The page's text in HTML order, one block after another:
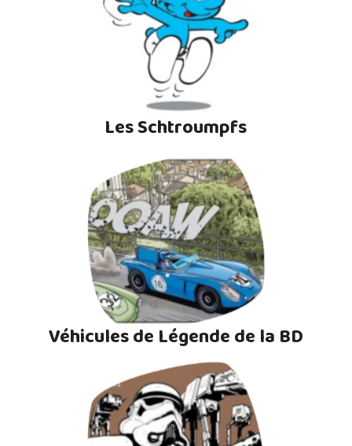
Les Schtroumpfs
Véhicules de Légende de la BD